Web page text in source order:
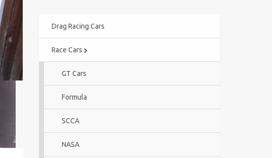
Drag Racing Cars
Race Cars
GT Cars
Formula
SCCA
NASA